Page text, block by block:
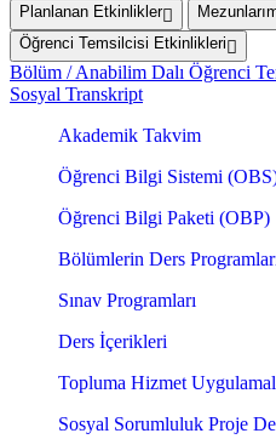
Planlanan Etkinlikler
Öğrenci Temsilcisi Etkinlikleri
Bölüm / Anabilim Dalı Öğrenci
Sosyal Transkript
Akademik Takvim
Öğrenci Bilgi Sistemi
Öğrenci Bilgi Paketi (OBP)
Bölümlerin Ders
Sınav Programları
Ders İçerikleri
Topluma Hizmet
Sosyal Sorumluluk Proje